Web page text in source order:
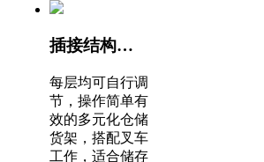
插接结构操作简单，安装快捷
每层均可自行调
节，操作简单有
效的多元化仓储
货架，搭配叉车
工作，适合储存